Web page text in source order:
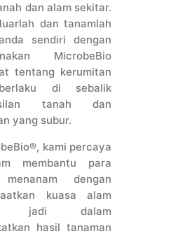
dan alam sekitar.
dan tanamlah
sendiri dengan
MicrobeBio
tentang kerumitan
di sebalik
tanah dan
yang subur.
kami percaya
membantu para
dengan
kuasa alam
jadi dalam
hasil tanaman